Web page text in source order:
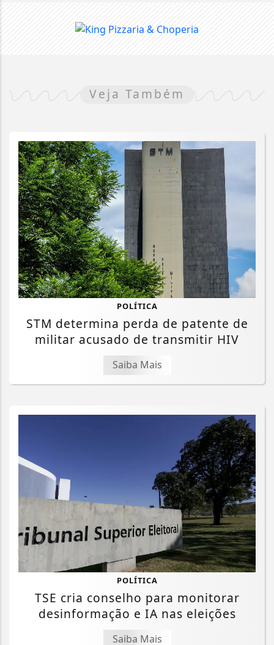
Veja Também
POLÍTICA
STM determina perda de patente de
militar acusado de transmitir HIV
Saiba Mais
POLÍTICA
TSE cria conselho para monitorar
desinformação e IA nas eleições
Saiba Mais